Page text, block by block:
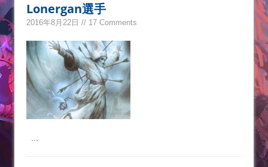
Lonergan選手
2016年8月22日 // 17 Comments